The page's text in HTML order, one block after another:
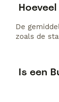
De
zoals de
Is een